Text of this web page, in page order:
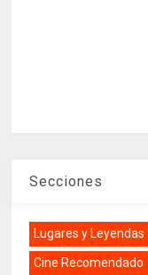
Secciones
Lugares y Leyendas
Cine Recomendado